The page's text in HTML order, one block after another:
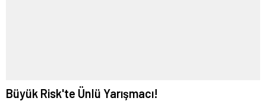
Büyük Risk'te Ünlü Yarışmacı!